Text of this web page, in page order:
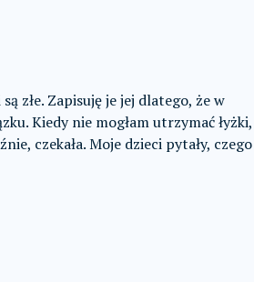
złe. Zapisuję je jej dlatego, że w
Kiedy nie mogłam utrzymać łyżki,
czekała. Moje dzieci pytały, czego